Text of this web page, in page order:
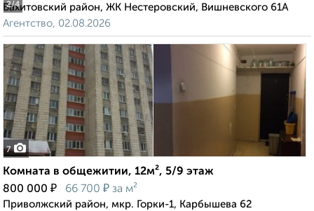
2/4
Вахитовский район, ЖК Нестеровский, Вишневского 61А
Агентство, 02.08.2026
7
Комната в общежитии, 12м², 5/9 этаж
800 000 ₽ 66 700 ₽ за м²
Приволжский район, мкр. Горки-1, Карбышева 62